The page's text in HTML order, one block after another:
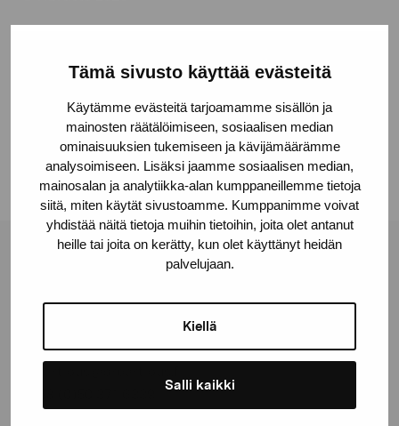
Tämä sivusto käyttää evästeitä
Käytämme evästeitä tarjoamamme sisällön ja
mainosten räätälöimiseen, sosiaalisen median
ominaisuuksien tukemiseen ja kävijämäärämme
analysoimiseen. Lisäksi jaamme sosiaalisen median,
mainosalan ja analytiikka-alan kumppaneillemme tietoja
siitä, miten käytät sivustoamme. Kumppanimme voivat
yhdistää näitä tietoja muihin tietoihin, joita olet antanut
heille tai joita on kerätty, kun olet käyttänyt heidän
palvelujaan.
Kiellä
Salli kaikki
Facebook
Linkedin
Pro Artibus -säätiö
10600 Tammisaari